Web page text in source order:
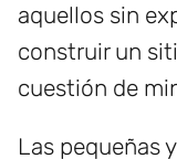
aquellos sin
construir un
cuestión de
Las pequeñas